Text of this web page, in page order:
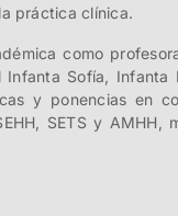
práctica clínica.
como
Sofía,
y ponencias en
SETS y AMHH,